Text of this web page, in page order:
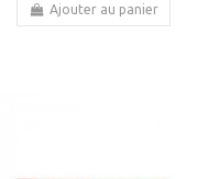
Ajouter au panier